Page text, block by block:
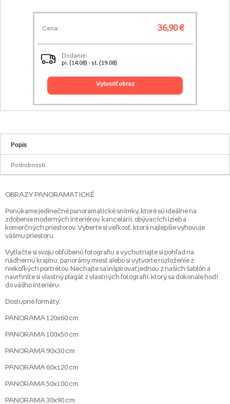
Cena: 36,90 €
Dodanie:
pi. (14.08) - st. (19.08)
vytvoriť obraz
Popis
Podrobnosti
OBRAZY PANORAMATICKÉ
Ponúkame jedinečné panoramatické snímky, ktoré sú ideálne na
zdobenie moderných interiérov, kancelárií, obývacích izieb a
komerčných priestorov. Vyberte si veľkosť, ktorá najlepšie vyhovuje
vášmu priestoru.
Vytlačte si svoju obľúbenú fotografiu a vychutnajte si pohľad na
nádhernú krajinu, panorámy miest alebo si vytvorte rozloženie z
niekoľkých portrétov. Nechajte sa inšpirovať jednou z našich šablón a
navrhnite si vlastný plagát z vlastných fotografií, ktorý sa dokonale hodí
do vášho interiéru.
Dostupné formáty:
PANORAMA 120x60 cm
PANORAMA 100x50 cm
PANORAMA 90x30 cm
PANORAMA 60x120 cm
PANORAMA 50x100 cm
PANORAMA 30x90 cm